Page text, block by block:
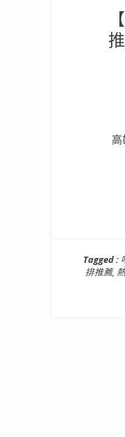
高
Tagged :
排推薦,